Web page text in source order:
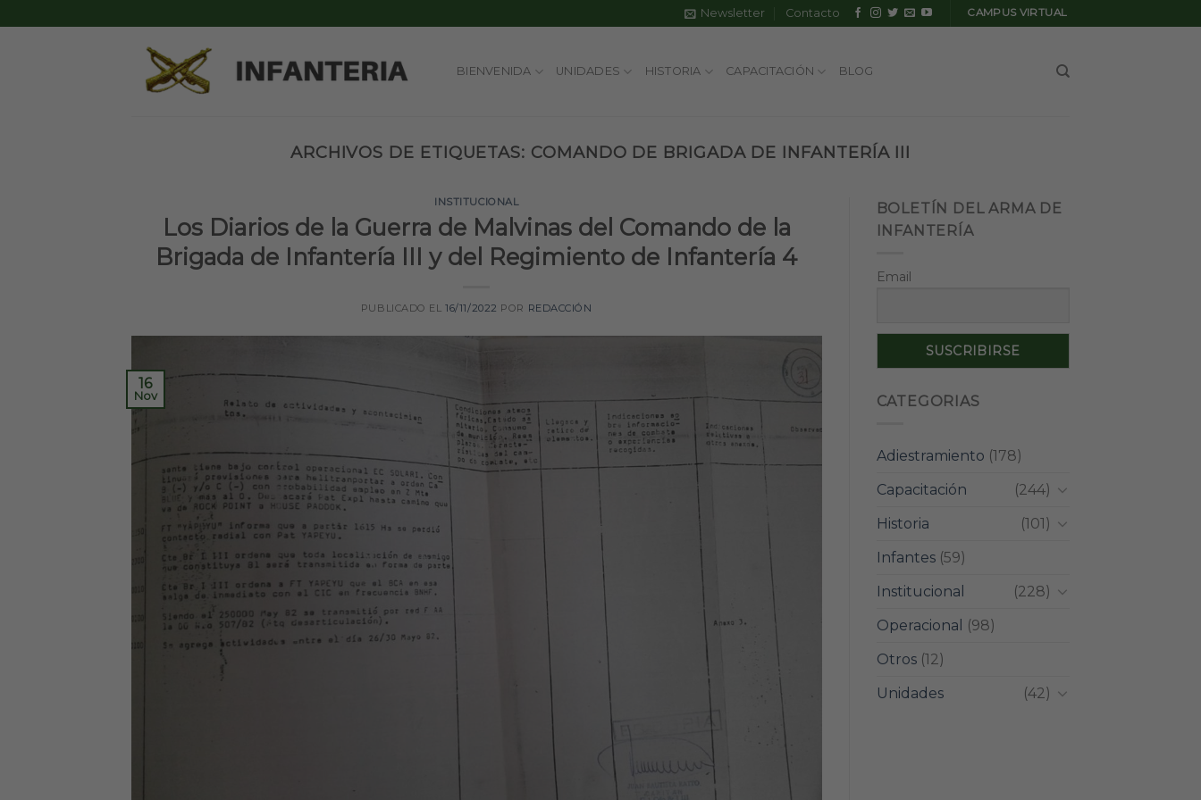
to
Newsletter Contacto CAMPUS VIRTUAL
BIENVENIDA UNIDADES HISTORIA CAPACITACIÓN BLOG
ARCHIVOS DE ETIQUETAS: COMANDO DE BRIGADA DE INFANTERÍA III
INSTITUCIONAL
Los Diarios de la Guerra de Malvinas del Comando de la
Brigada de Infantería III y del Regimiento de Infantería 4
PUBLICADO EL16/11/2022 POR REDACCIÓN
16
Nov
BOLETÍN DEL ARMA DE
INFANTERÍA
Email
CATEGORIAS
Adiestramiento (178)
Capacitación
(244)
Historia
(101)
Infantes(59)
Institucional
(228)
Operacional
(98)
Otros(12)
Unidades
(42)